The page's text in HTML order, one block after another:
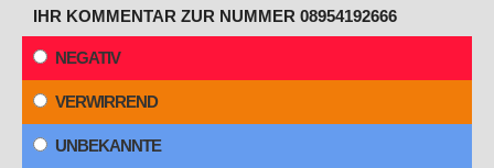
IHR KOMMENTAR ZUR NUMMER 08954192666
NEGATIV
VERWIRREND
UNBEKANNTE